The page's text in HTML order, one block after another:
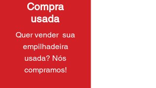
Compra
usada
Quer vender sua
empilhadeira
usada? Nós
compramos!